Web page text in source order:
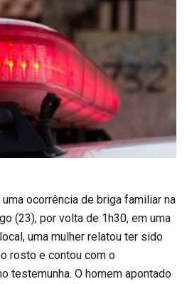
ocorrência de briga familiar na
(23), por volta de 1h30, em uma
uma mulher relatou ter sido
rosto e contou com o
testemunha. O homem apontado